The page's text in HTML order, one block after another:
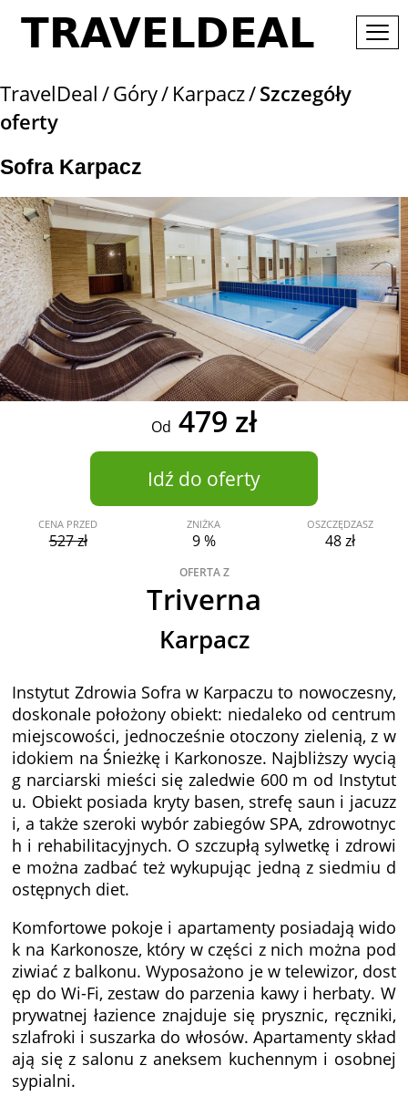
TravelDeal Góry Karpacz Szczegóły
oferty
Sofra Karpacz
Od 479 zł
Idź do oferty
CENA PRZED
527 zł
ZNIŻKA
9 %
OSZCZĘDZASZ
48 zł
OFERTA Z
Triverna
Karpacz
Instytut Zdrowia Sofra w Karpaczu to nowoczesny,
doskonale położony obiekt: niedaleko od centrum
miejscowości, jednocześnie otoczony zielenią, z w
idokiem na Śnieżkę i Karkonosze. Najbliższy wycią
g narciarski mieści się zaledwie 600 m od Instytut
u. Obiekt posiada kryty basen, strefę saun i jacuzz
i, a także szeroki wybór zabiegów SPA, zdrowotnyc
h i rehabilitacyjnych. O szczupłą sylwetkę i zdrowi
e można zadbać też wykupując jedną z siedmiu d
ostępnych diet.
Komfortowe pokoje i apartamenty posiadają wido
k na Karkonosze, który w części z nich można pod
ziwiać z balkonu. Wyposażono je w telewizor, dost
ęp do Wi-Fi, zestaw do parzenia kawy i herbaty. W
prywatnej łazience znajduje się prysznic, ręczniki,
szlafroki i suszarka do włosów. Apartamenty skład
ają się z salonu z aneksem kuchennym i osobnej
sypialni.